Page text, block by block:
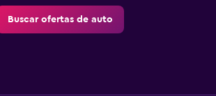
Buscar ofertas de auto